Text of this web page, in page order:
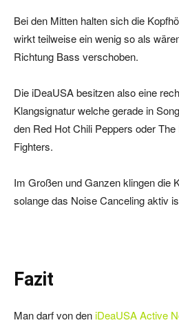
Bei den Mitten halten sich die
wirkt teilweise ein wenig so als
Richtung Bass verschoben.
Die iDeaUSA besitzen also eine
Klangsignatur welche gerade in
den Red Hot Chili Peppers oder
Fighters.
Im Großen und Ganzen klingen die
solange das Noise Canceling aktiv
Fazit
Man darf von deniDeaUSA Active